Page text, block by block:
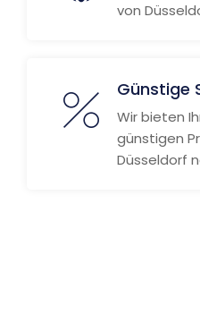
von
Günstige
Wir bieten
günstigen
Düsseldorf